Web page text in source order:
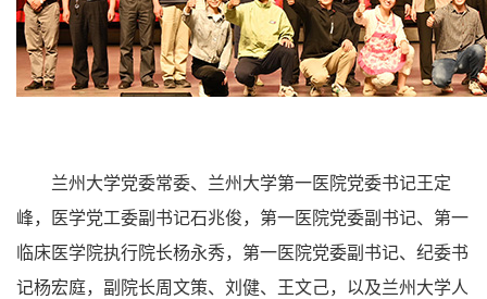
兰州大学党委常委、兰州大学第一医院党委书记王定
峰，医学党工委副书记石兆俊，第一医院党委副书记、第一
临床医学院执行院长杨永秀，第一医院党委副书记、纪委书
记杨宏庭，副院长周文策、刘健、王文己，以及兰州大学人